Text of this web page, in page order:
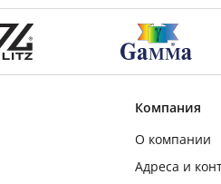
Компания
О компании
Адреса и